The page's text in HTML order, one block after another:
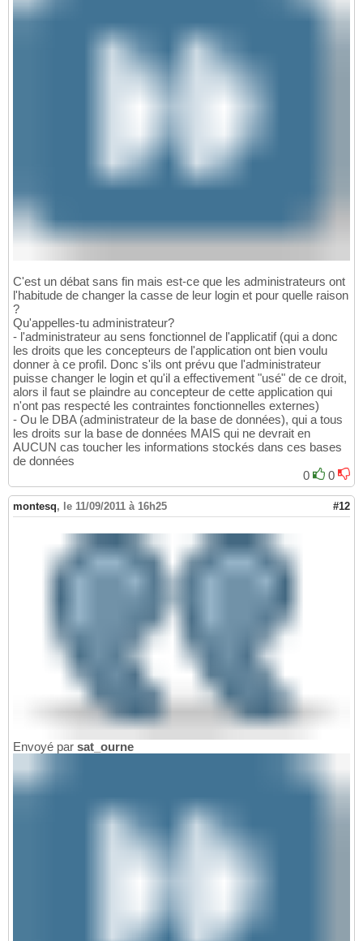
C'est un débat sans fin mais est-ce que les administrateurs ont
l'habitude de changer la casse de leur login et pour quelle raison
?
Qu'appelles-tu administrateur?
- l'administrateur au sens fonctionnel de l'applicatif (qui a donc
les droits que les concepteurs de l'application ont bien voulu
donner à ce profil. Donc s'ils ont prévu que l'administrateur
puisse changer le login et qu'il a effectivement "usé" de ce droit,
alors il faut se plaindre au concepteur de cette application qui
n'ont pas respecté les contraintes fonctionnelles externes)
- Ou le DBA (administrateur de la base de données), qui a tous
les droits sur la base de données MAIS qui ne devrait en
AUCUN cas toucher les informations stockés dans ces bases
de données
0
0
montesq, le 11/09/2011 à 16h25 #12
Envoyé par sat_ourne